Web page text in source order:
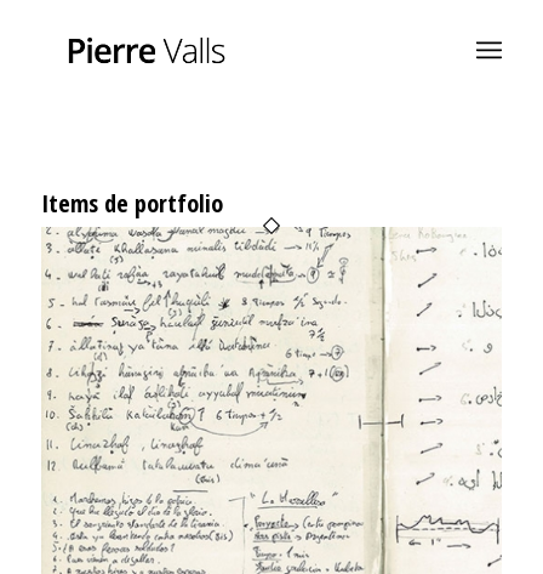
Items de portfolio